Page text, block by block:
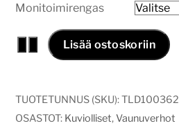
Monitoimirengas
Vaunuverho
pionit
määrä
Lisää ostoskoriin
TUOTETUNNUS (SKU):TLD100362
OSASTOT: Kuviolliset,Vaunuverhot